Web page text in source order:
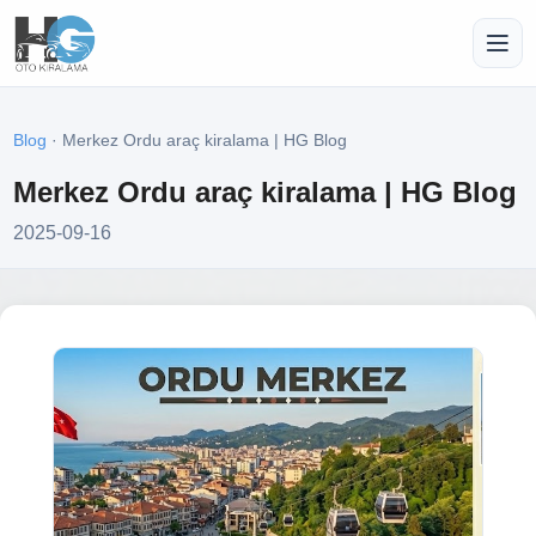
Blog · Merkez Ordu araç kiralama | HG Blog
Merkez Ordu araç kiralama | HG Blog
2025-09-16